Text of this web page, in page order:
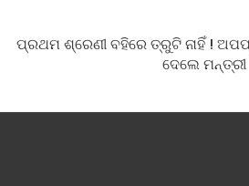
ପ୍ରଥମ ଶ୍ରେଣୀ ବହିରେ ତ୍ରୁଟି ନାହିଁ !
ଦେଲେ ମନ୍ତ୍ରୀ